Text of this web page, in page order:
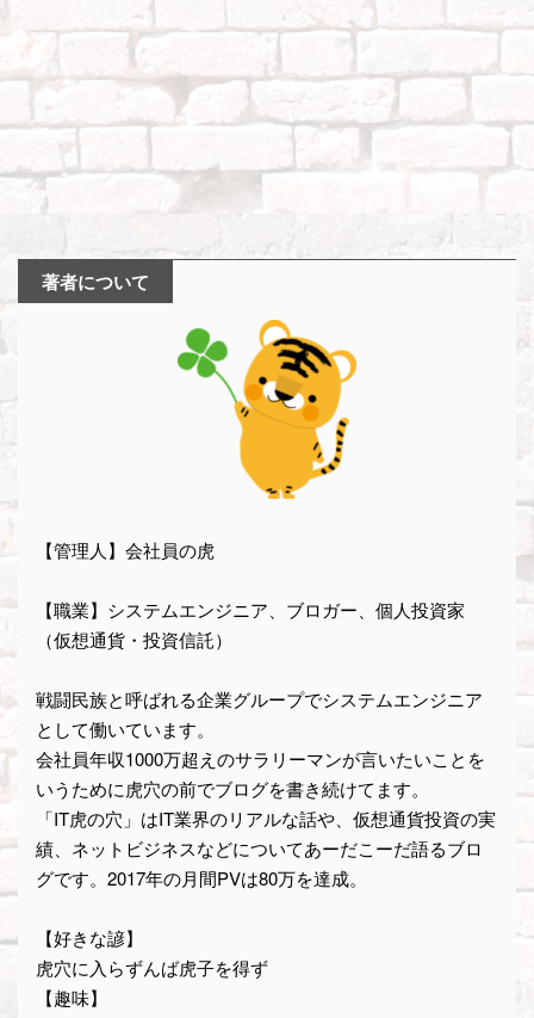
著者について
【管理人】会社員の虎
【職業】システムエンジニア、ブロガー、個人投資家
（仮想通貨・投資信託）
戦闘民族と呼ばれる企業グループでシステムエンジニア
として働いています。
会社員年収1000万超えのサラリーマンが言いたいことを
いうために虎穴の前でブログを書き続けてます。
「IT虎の穴」はIT業界のリアルな話や、仮想通貨投資の実
績、ネットビジネスなどについてあーだこーだ語るブロ
グです。2017年の月間PVは80万を達成。
【好きな諺】
虎穴に入らずんば虎子を得ず
【趣味】